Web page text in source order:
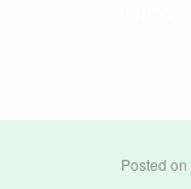
Posted on